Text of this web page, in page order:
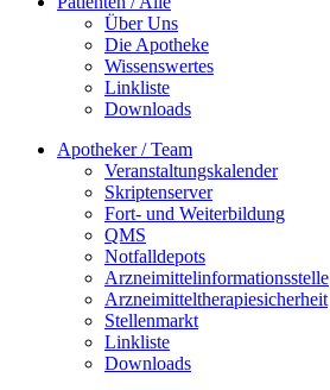
Über Uns
Die Apotheke
Wissenswertes
Linkliste
Downloads
Apotheker / Team
Veranstaltungskalender
Skriptenserver
Fort- und Weiterbildung
QMS
Notfalldepots
Arzneimittelinformationsstelle
Arzneimitteltherapiesicherheit
Stellenmarkt
Linkliste
Downloads